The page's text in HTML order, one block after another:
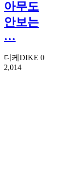
아무도
안보는
…
디케DIKE 0
2,014